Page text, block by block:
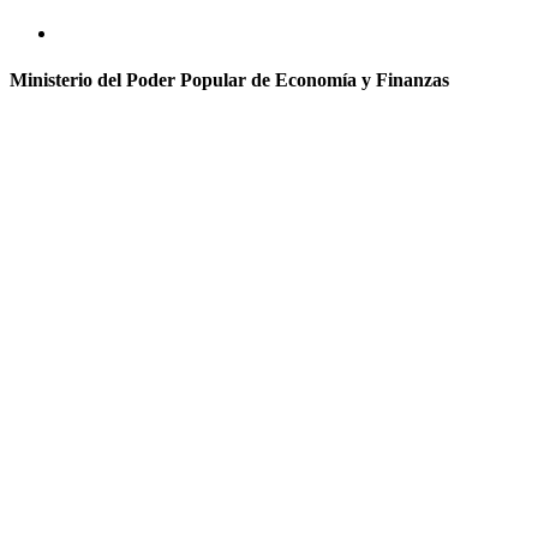
Ministerio del Poder Popular de Economía y Finanzas